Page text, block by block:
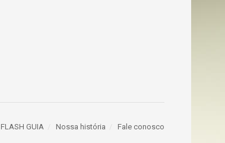
FLASH GUIA Nossa história Fale conosco